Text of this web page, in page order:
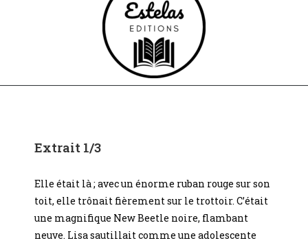
Extrait 1/3
Elle était là ; avec un énorme ruban rouge sur son
toit, elle trônait fièrement sur le trottoir. C’était
une magnifique New Beetle noire, flambant
neuve. Lisa sautillait comme une adolescente